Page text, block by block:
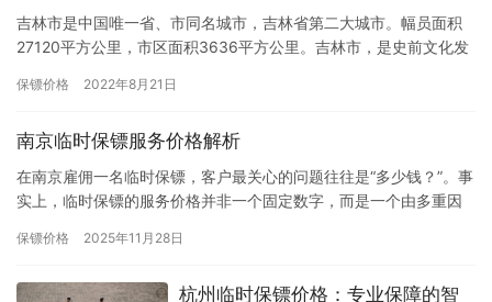
吉林市是中国唯一省、市同名城市，吉林省第二大城市。幅员面积
27120平方公里，市区面积3636平方公里。吉林市，是史前文化发
保镖价格 2022年8月21日
南京临时保镖服务价格解析
在南京雇佣一名临时保镖，客户最关心的问题往往是“多少钱？”。事
实上，临时保镖的服务价格并非一个固定数字，而是一个由多重因
择…
保镖价格 2025年11月28日
杭州临时保镖价格：专业保障的智